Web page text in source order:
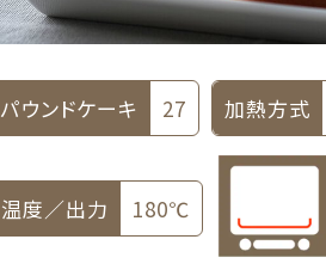
パウンドケーキ 27 加熱方式
温度／出力 180℃